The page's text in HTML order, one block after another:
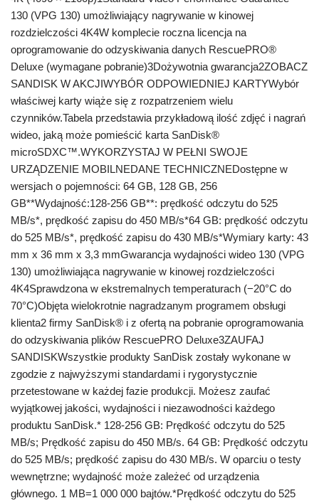
130 (VPG 130) umożliwiający nagrywanie w kinowej
rozdzielczości 4K4W komplecie roczna licencja na
oprogramowanie do odzyskiwania danych RescuePRO®
Deluxe (wymagane pobranie)3Dożywotnia gwarancja2ZOBACZ
SANDISK W AKCJIWYBÓR ODPOWIEDNIEJ KARTYWybór
właściwej karty wiąże się z rozpatrzeniem wielu
czynników.Tabela przedstawia przykładową ilość zdjęć i nagrań
wideo, jaką może pomieścić karta SanDisk®
microSDXC™.WYKORZYSTAJ W PEŁNI SWOJE
URZĄDZENIE MOBILNEDANE TECHNICZNEDostępne w
wersjach o pojemności: 64 GB, 128 GB, 256
GB**Wydajność:128-256 GB**: prędkość odczytu do 525
MB/s*, prędkość zapisu do 450 MB/s*64 GB: prędkość odczytu
do 525 MB/s*, prędkość zapisu do 430 MB/s*Wymiary karty: 43
mm x 36 mm x 3,3 mmGwarancja wydajności wideo 130 (VPG
130) umożliwiająca nagrywanie w kinowej rozdzielczości
4K4Sprawdzona w ekstremalnych temperaturach (−20°C do
70°C)Objęta wielokrotnie nagradzanym programem obsługi
klienta2 firmy SanDisk® i z ofertą na pobranie oprogramowania
do odzyskiwania plików RescuePRO Deluxe3ZAUFAJ
SANDISKWszystkie produkty SanDisk zostały wykonane w
zgodzie z najwyższymi standardami i rygorystycznie
przetestowane w każdej fazie produkcji. Możesz zaufać
wyjątkowej jakości, wydajności i niezawodności każdego
produktu SanDisk.* 128-256 GB: Prędkość odczytu do 525
MB/s; Prędkość zapisu do 450 MB/s. 64 GB: Prędkość odczytu
do 525 MB/s; prędkość zapisu do 430 MB/s. W oparciu o testy
wewnętrzne; wydajność może zależeć od urządzenia
głównego. 1 MB=1 000 000 bajtów.*Prędkość odczytu do 525